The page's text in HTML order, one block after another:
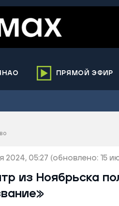
район
Муравленко
Новый Уренгой
ПРЯМОЙ ЭФИР
2024, 05:27 (обновлено: 15
из Ноябрьска